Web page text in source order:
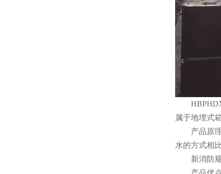
属于地埋式
产品原理:
水的方式相
新消防规